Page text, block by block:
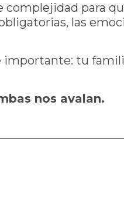
para
las
tu
nos avalan.